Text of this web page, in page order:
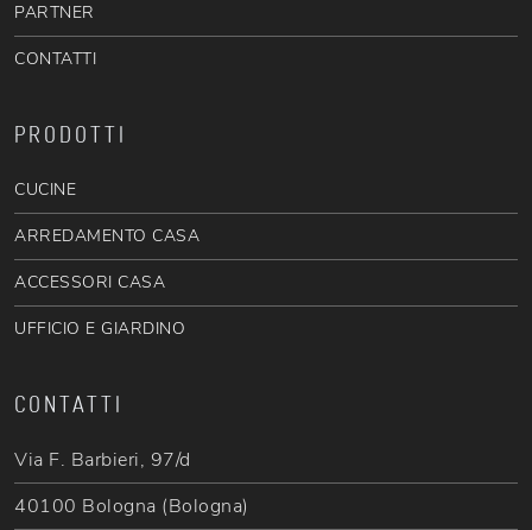
PARTNER
CONTATTI
PRODOTTI
CUCINE
ARREDAMENTO CASA
ACCESSORI CASA
UFFICIO E GIARDINO
CONTATTI
Via F. Barbieri, 97/d
40100 Bologna (Bologna)